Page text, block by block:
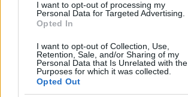
I want to opt-out of processing my
Personal Data for Targeted Advertising.
Opted In
I want to opt-out of Collection, Use,
Retention, Sale, and/or Sharing of my
Personal Data that Is Unrelated with the
Purposes for which it was collected.
Opted Out